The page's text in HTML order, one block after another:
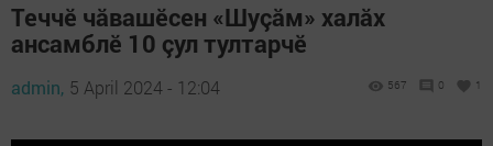
Теччӗ чăвашӗсен «Шуçăм» халăх
ансамблӗ 10 çул тултарчӗ
admin, 5 April 2024 - 12:04 567 0 1